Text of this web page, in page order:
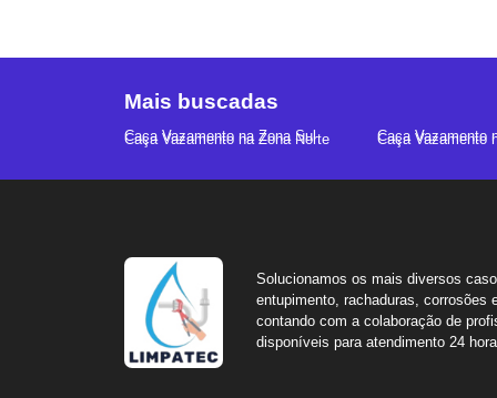
Mais buscadas
Caça Vazamento na Zona Sul
Caça Vazamento na Zona Norte Caça Vazamento
Caça Vazamento
Solucionamos os mais diversos
entupimento, rachaduras, corrosões
contando com a colaboração de
disponíveis para atendimento 24